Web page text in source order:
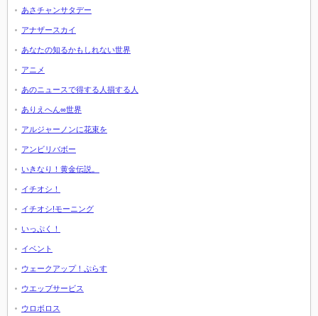
あさチャンサタデー
アナザースカイ
あなたの知るかもしれない世界
アニメ
あのニュースで得する人損する人
ありえへん∞世界
アルジャーノンに花束を
アンビリバボー
いきなり！黄金伝説。
イチオシ！
イチオシ!モーニング
いっぷく！
イベント
ウェークアップ！ぷらす
ウエッブサービス
ウロボロス